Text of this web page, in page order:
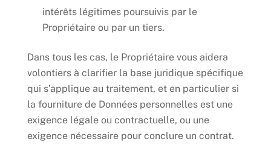
intérêts légitimes poursuivis par le
Propriétaire ou par un tiers.
Dans tous les cas, le Propriétaire vous aidera
volontiers à clarifier la base juridique spécifique
qui s’applique au traitement, et en particulier si
la fourniture de Données personnelles est une
exigence légale ou contractuelle, ou une
exigence nécessaire pour conclure un contrat.